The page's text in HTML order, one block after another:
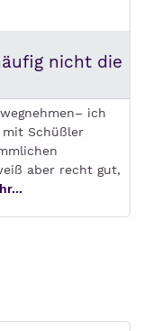
nicht die
ich
mit Schüßler
aber recht gut,